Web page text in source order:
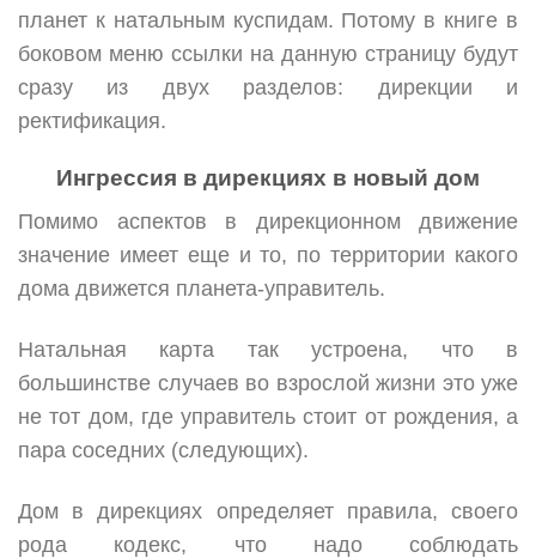
планет к натальным куспидам. Потому в книге в
боковом меню ссылки на данную страницу будут
сразу из двух разделов: дирекции и
ректификация.
Ингрессия в дирекциях в новый дом
Помимо аспектов в дирекционном движение
значение имеет еще и то, по территории какого
дома движется планета-управитель.
Натальная карта так устроена, что в
большинстве случаев во взрослой жизни это уже
не тот дом, где управитель стоит от рождения, а
пара соседних (следующих).
Дом в дирекциях определяет правила, своего
рода кодекс, что надо соблюдать